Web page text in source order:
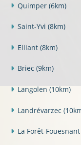
Quimper (6km)
Saint-Yvi (8km)
Elliant (8km)
Briec (9km)
Langolen (10km)
Landrévarzec
La Forêt-Fouesnant